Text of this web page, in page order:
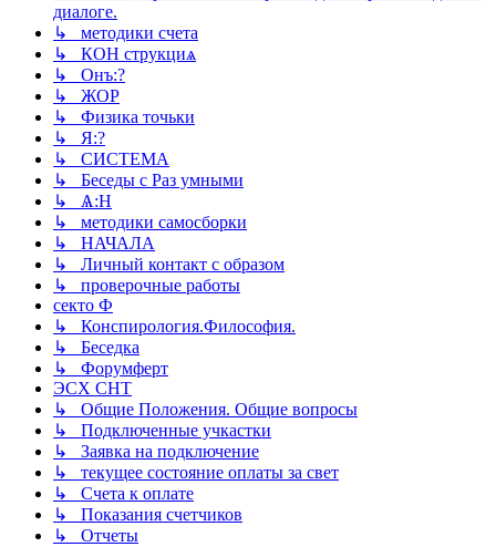
диалоге.
↳ методики счета
↳ КОН струкциѧ
↳ Онъ:?
↳ ЖОР
↳ Физика точьки
↳ Я:?
↳ СИСТЕМА
↳ Беседы с Раз умными
↳ Ѧ:Н
↳ методики самосборки
↳ НАЧАЛА
↳ Личный контакт с образом
↳ проверочные работы
секто Ф
↳ Конспирология.Философия.
↳ Беседка
↳ Форумферт
ЭСХ СНТ
↳ Общие Положения. Общие вопросы
↳ Подключенные учкастки
↳ Заявка на подключение
↳ текущее состояние оплаты за свет
↳ Счета к оплате
↳ Показания счетчиков
↳ Отчеты